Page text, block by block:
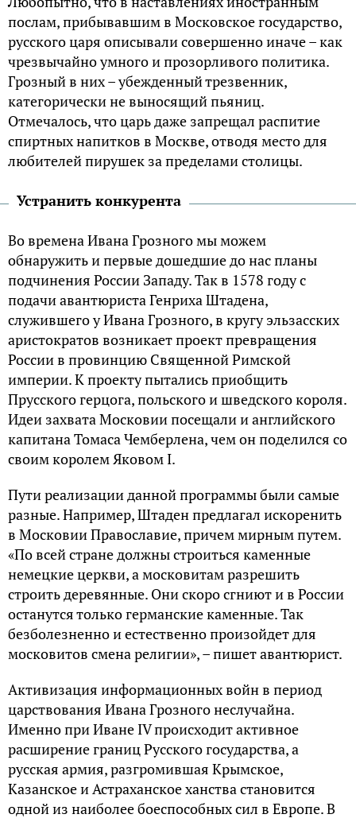
послам, прибывавшим в Московское государство,
русского царя описывали совершенно иначе – как
чрезвычайно умного и прозорливого политика.
Грозный в них – убежденный трезвенник,
категорически не выносящий пьяниц.
Отмечалось, что царь даже запрещал распитие
спиртных напитков в Москве, отводя место для
любителей пирушек за пределами столицы.
Устранить конкурента
Во времена Ивана Грозного мы можем
обнаружить и первые дошедшие до нас планы
подчинения России Западу. Так в 1578 году с
подачи авантюриста Генриха Штадена,
служившего у Ивана Грозного, в кругу эльзасских
аристократов возникает проект превращения
России в провинцию Священной Римской
империи. К проекту пытались приобщить
Прусского герцога, польского и шведского короля.
Идеи захвата Московии посещали и английского
капитана Томаса Чемберлена, чем он поделился со
своим королем Яковом I.
Пути реализации данной программы были самые
разные. Например, Штаден предлагал искоренить
в Московии Православие, причем мирным путем.
«По всей стране должны строиться каменные
немецкие церкви, а московитам разрешить
строить деревянные. Они скоро сгниют и в России
останутся только германские каменные. Так
безболезненно и естественно произойдет для
московитов смена религии», – пишет авантюрист.
Активизация информационных войн в период
царствования Ивана Грозного неслучайна.
Именно при Иване IV происходит активное
расширение границ Русского государства, а
русская армия, разгромившая Крымское,
Казанское и Астраханское ханства становится
одной из наиболее боеспособных сил в Европе. В